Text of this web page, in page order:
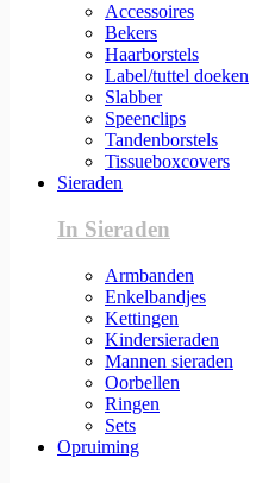
Accessoires
Bekers
Haarborstels
Label/tuttel doeken
Slabber
Speenclips
Tandenborstels
Tissueboxcovers
Sieraden
In Sieraden
Armbanden
Enkelbandjes
Kettingen
Kindersieraden
Mannen sieraden
Oorbellen
Ringen
Sets
Opruiming